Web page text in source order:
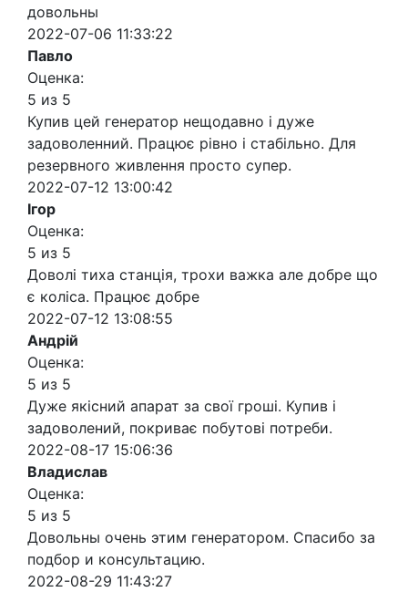
довольны
2022-07-06 11:33:22
Павло
Оценка:
5 из 5
Купив цей генератор нещодавно і дуже
задоволенний. Працює рівно і стабільно. Для
резервного живлення просто супер.
2022-07-12 13:00:42
Ігор
Оценка:
5 из 5
Доволі тиха станція, трохи важка але добре що
є коліса. Працює добре
2022-07-12 13:08:55
Андрій
Оценка:
5 из 5
Дуже якісний апарат за свої гроші. Купив і
задоволений, покриває побутові потреби.
2022-08-17 15:06:36
Владислав
Оценка:
5 из 5
Довольны очень этим генератором. Спасибо за
подбор и консультацию.
2022-08-29 11:43:27